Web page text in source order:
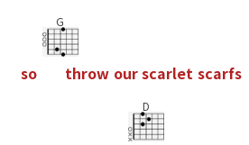
so
G
throw ourscarlet scarfs
D